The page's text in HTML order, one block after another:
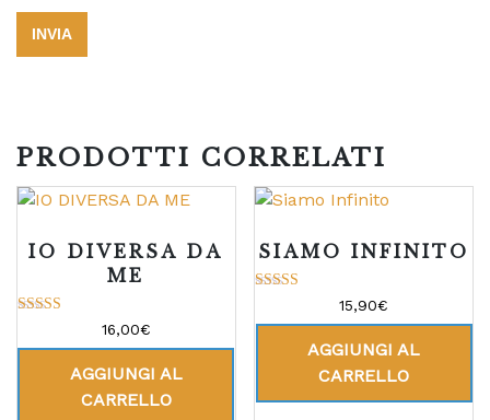
PRODOTTI CORRELATI
IO DIVERSA DA
ME
su 5
16,00€
AGGIUNGI AL
CARRELLO
SIAMO INFINITO
su 5
15,90€
AGGIUNGI AL
CARRELLO